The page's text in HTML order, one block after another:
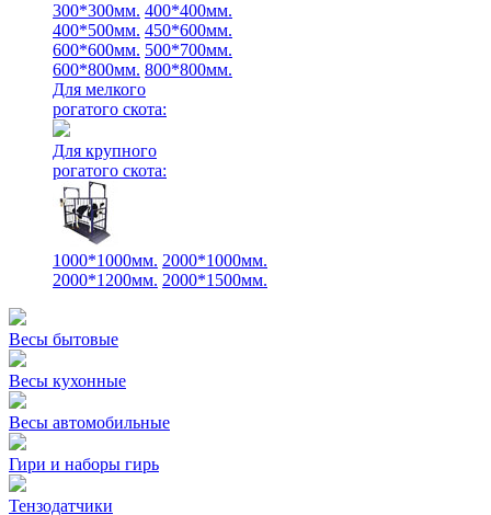
300*300мм. 400*400мм.
400*500мм. 450*600мм.
600*600мм. 500*700мм.
600*800мм. 800*800мм.
Для мелкого
рогатого скота:
Для крупного
рогатого скота:
1000*1000мм. 2000*1000мм.
2000*1200мм. 2000*1500мм.
Весы бытовые
Весы кухонные
Весы автомобильные
Гири и наборы гирь
Тензодатчики